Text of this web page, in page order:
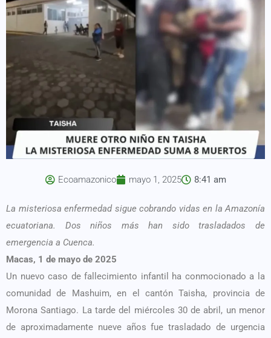
Ecoamazonico mayo 1, 2025 8:41 am
La misteriosa enfermedad sigue cobrando vidas en la Amazonía
ecuatoriana. Dos niños más han sido trasladados de
emergencia a Cuenca.
Macas, 1 de mayo de 2025
Un nuevo caso de fallecimiento infantil ha conmocionado a la
comunidad de Mashuim, en el cantón Taisha, provincia de
Morona Santiago. La tarde del miércoles 30 de abril, un menor
de aproximadamente nueve años fue trasladado de urgencia